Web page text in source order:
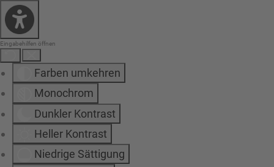
Eingabehilfen öffnen
Farben umkehren
Monochrom
Dunkler Kontrast
Heller Kontrast
Niedrige Sättigung